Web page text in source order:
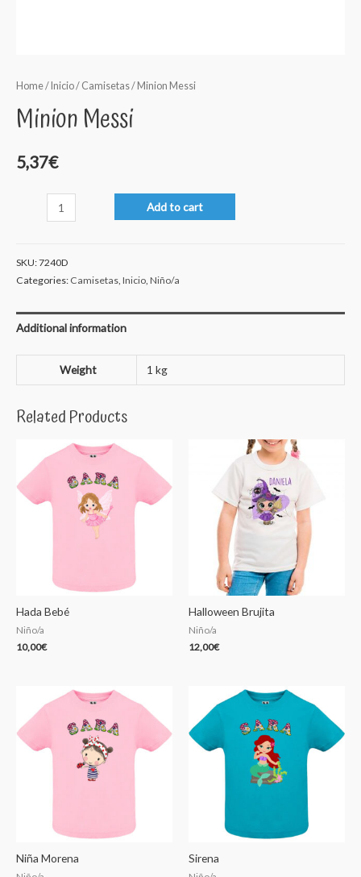
Home/ Inicio/ Camisetas/ Minion Messi
Minion Messi
5,37€
Add to cart
SKU:7240D
Categories: Camisetas, Inicio, Niño/a
Additional information
Weight 1 kg
Related Products
Hada Bebé
Niño/a
10,00€
Halloween Brujita
Niño/a
12,00€
Niña Morena Sirena